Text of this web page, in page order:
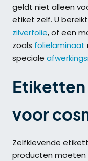
geldt niet alleen
etiket zelf. U
zilverfolie, of een
zoals folielaminaat
speciale
voor
Zelfklevende
producten moeten